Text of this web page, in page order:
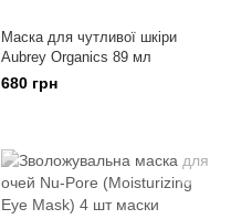
Маска для чутливої ​​шкіри
Aubrey Organics 89 мл
680 грн